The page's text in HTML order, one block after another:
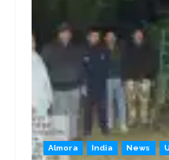
Almora India News